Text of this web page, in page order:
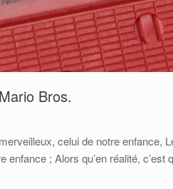
Bros.
celui de notre enfance,
; Alors qu’en réalité,